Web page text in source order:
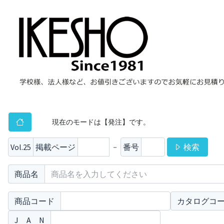
現在のモードは【発注】です。
Vol.25 掲載ページ － 番号 検索
商品名
商品コード
カタログコ
J A N